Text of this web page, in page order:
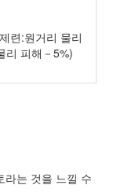
련:원거리 물리
리 피해－5%)
라는 것을 느낄 수